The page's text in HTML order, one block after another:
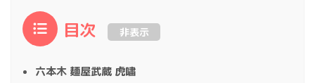
目次 非表示
六本木 麺屋武蔵 虎嘯